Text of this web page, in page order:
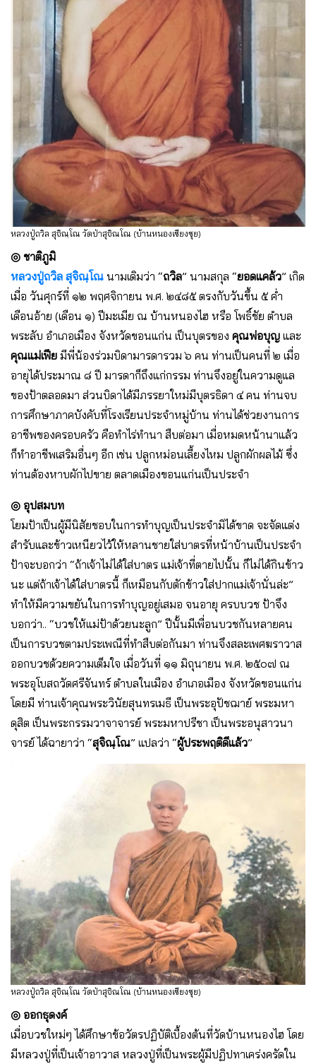
หลวงปู่ถวิล สุจิณฺโณ วัดป่าสุจิณโณ (บ้านหนองเซียงซุย)
◎ ชาติภูมิ
หลวงปู่ถวิล สุจิณฺโณ นามเดิมว่า “ถวิล” นามสกุล “ยอดแคล้ว” เกิด
เมื่อ วันศุกร์ที่ ๑๒ พฤศจิกายน พ.ศ. ๒๔๘๕ ตรงกับวันขึ้น ๕ ค่ำ
เดือนอ้าย (เดือน ๑) ปีมะเมีย ณ บ้านหนองไฮ หรือ โพธิ์ชัย ตําบล
พระลับ อําเภอเมือง จังหวัดขอนแก่น เป็นบุตรของ คุณพ่อบุญ และ
คุณแม่เฟีย มีพี่น้องร่วมบิดามารดารวม ๖ คน ท่านเป็นคนที่ ๒ เมื่อ
อายุได้ประมาณ ๘ ปี มารดาก็ถึงแก่กรรม ท่านจึงอยู่ในความดูแล
ของป้าตลอดมา ส่วนบิดาได้มีภรรยาใหม่มีบุตรธิดา ๔ คน ท่านจบ
การศึกษาภาคบังคับที่โรงเรียนประจําหมู่บ้าน ท่านได้ช่วยงานการ
อาชีพของครอบครัว คือทําไร่ทํานา สืบต่อมา เมื่อหมดหน้านาแล้ว
ก็ทําอาชีพเสริมอื่นๆ อีก เช่น ปลูกหม่อนเลี้ยงไหม ปลูกผักผลไม้ ซึ่ง
ท่านต้องหาบผักไปขาย ตลาดเมืองขอนแก่นเป็นประจํา
◎ อุปสมบท
โยมป้าเป็นผู้มีนิสัยชอบในการทําบุญเป็นประจํามิได้ขาด จะจัดแต่ง
สํารับและข้าวเหนียวไว้ให้หลานชายใส่บาตรที่หน้าบ้านเป็นประจํา
ป้าจะบอกว่า “ถ้าเจ้าไม่ได้ใส่บาตร แม่เจ้าที่ตายไปนั้น ก็ไม่ได้กินข้าว
นะ แต่ถ้าเจ้าได้ใส่บาตรนี้ ก็เหมือนกับตักข้าวใส่ปากแม่เจ้านั่นล่ะ”
ทําให้มีความขยันในการทําบุญอยู่เสมอ จนอายุ ครบบวช ป้าจึง
บอกว่า.. “บวชให้แม่ป้าด้วยนะลูก” ปีนั้นมีเพื่อนบวชกันหลายคน
เป็นการบวชตามประเพณีที่ทําสืบต่อกันมา ท่านจึงสละเพศฆราวาส
ออกบวชด้วยความเต็มใจ เมื่อวันที่ ๑๑ มิถุนายน พ.ศ. ๒๕๐๗ ณ
พระอุโบสถวัดศรีจันทร์ ตําบลในเมือง อําเภอเมือง จังหวัดขอนแก่น
โดยมี ท่านเจ้าคุณพระวินัยสุนทรเมธี เป็นพระอุปัชฌาย์ พระมหา
ดุสิต เป็นพระกรรมวาจาจารย์ พระมหาปรีชา เป็นพระอนุสาวนา
จารย์ ได้ฉายาว่า “สุจิณฺโณ” แปลว่า “ผู้ประพฤติดีแล้ว”
หลวงปู่ถวิล สุจิณฺโณ วัดป่าสุจิณโณ (บ้านหนองเซียงซุย)
◎ ออกธุดงค์
เมื่อบวชใหม่ๆ ได้ศึกษาข้อวัตรปฏิบัติเบื้องต้นที่วัดบ้านหนองไฮ โดย
มีหลวงปู่ที่เป็นเจ้าอาวาส หลวงปู่ที่เป็นพระผู้มีปฏิปทาเคร่งครัดใน